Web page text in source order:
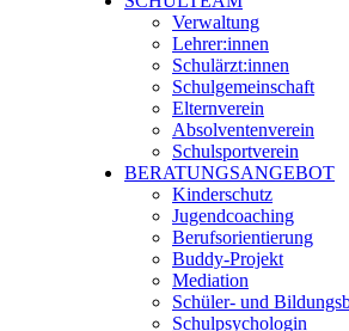
Verwaltung
Lehrer:innen
Schulärzt:innen
Schulgemeinschaft
Elternverein
Absolventenverein
Schulsportverein
BERATUNGSANGEBOT
Kinderschutz
Jugendcoaching
Berufsorientierung
Buddy-Projekt
Mediation
Schüler- und
Schulpsychologin